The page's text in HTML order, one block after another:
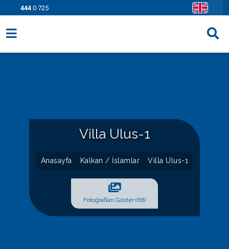
444 0 725
Villa Ulus-1
Anasayfa Kalkan / İslamlar Villa Ulus-1
Fotoğrafları Göster (66)